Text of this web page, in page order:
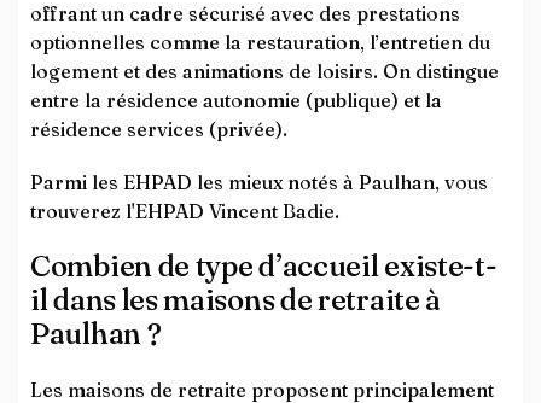
offrant un cadre sécurisé avec des prestations
optionnelles comme la restauration, l’entretien du
logement et des animations de loisirs. On distingue
entre la résidence autonomie (publique) et la
résidence services (privée).
Parmi les EHPAD les mieux notés à Paulhan, vous
trouverez l'EHPAD Vincent Badie.
Combien de type d’accueil existe-t-
il dans les maisons de retraite à
Paulhan ?
Les maisons de retraite proposent principalement